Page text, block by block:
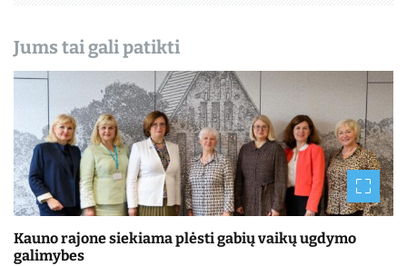
Jums tai gali patikti
Kauno rajone siekiama plėsti gabių vaikų ugdymo
galimybes